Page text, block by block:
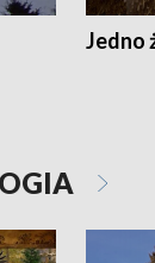
Jedno